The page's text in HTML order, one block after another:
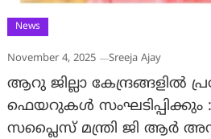
News
November 4, 2025 Sreeja Ajay
ആറു ജില്ലാ കേന്ദ്രങ്ങളിൽ
ഫെയറുകൾ സംഘടിപ്പിക്കും
സപ്ലൈസ് മന്ത്രി ജി ആർ